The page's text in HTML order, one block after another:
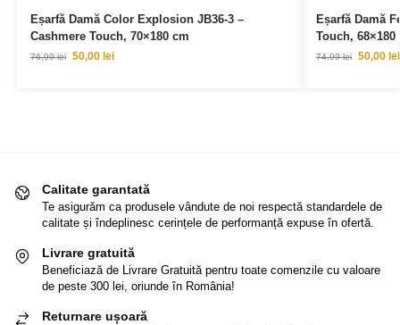
Eșarfă Damă Color Explosion JB36-3 –
Cashmere Touch, 70×180 cm
76,99lei 50,00 lei
Eșarfă Damă
Touch, 68×180
74,99lei 50,00 lei
Calitate garantată
Te asigurăm ca produsele vândute de noi respectă standardele de
calitate și îndeplinesc cerințele de performanță expuse în ofertă.
Livrare gratuită
Beneficiază de Livrare Gratuită pentru toate comenzile cu valoare
de peste 300 lei, oriunde în România!
Returnare ușoară